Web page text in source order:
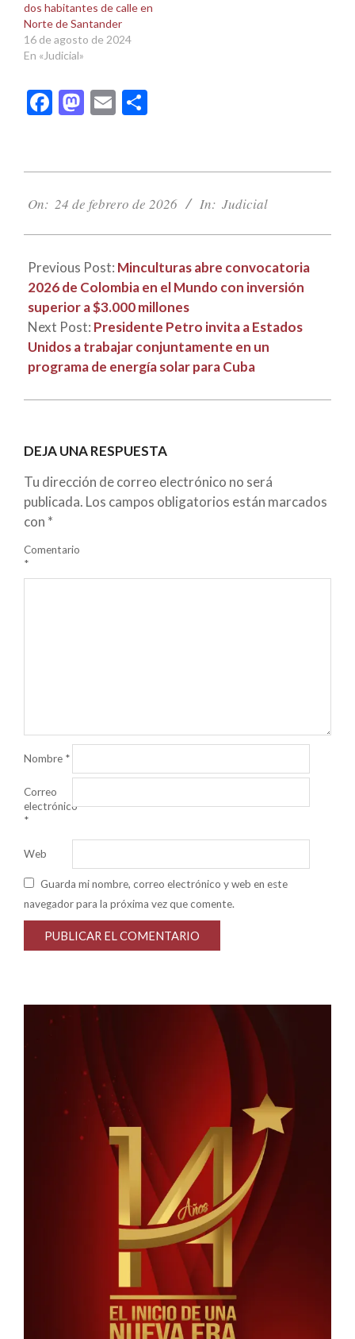
dos habitantes de calle en
Norte de Santander
16 de agosto de 2024
En «Judicial»
Facebook
Mastodon
Email
02-
On: 24 de febrero de 2026 In: Judicial
Previous Post: Minculturas abre convocatoria
2026 de Colombia en el Mundo con inversión
superior a $3.000 millones
Next Post: Presidente Petro invita a Estados
Unidos a trabajar conjuntamente en un
programa de energía solar para Cuba
DEJA UNA RESPUESTA
Tu dirección de correo electrónico no será
publicada. Los campos obligatorios están marcados
con *
Comentario
*
Nombre *
Correo
electrónico
*
Web
Guarda mi nombre, correo electrónico y web en este
navegador para la próxima vez que comente.